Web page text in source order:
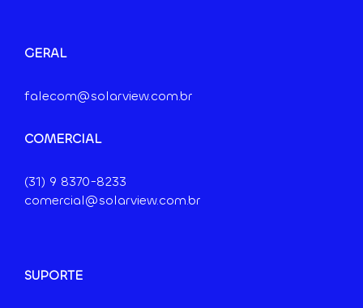
GERAL
falecom@solarview.com.br
COMERCIAL
(31) 9 8370-8233
comercial@solarview.com.br
SUPORTE